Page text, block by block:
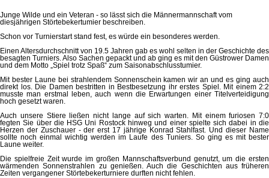
Junge Wilde und ein Veteran - so lässt sich die Männermannschaft vom
diesjährigen Störtebekertumier beschreiben.
Schon vor Turnierstart stand fest, es würde ein besonderes werden.
Einen Altersdurchschnitt von 19.5 Jahren gab es wohl selten in der Geschichte des
besagten Turniers. Also Sachen gepackt und ab ging es mit den Güstrower Damen
und dem Motto „Spiel trotz Spaß“ zum Saisonabschlusstumier.
Mit bester Laune bei strahlendem Sonnenschein kamen wir an und es ging auch
direkt los. Die Damen bestritten in Bestbesetzung ihr erstes Spiel. Mit einem 2:2
musste man erstmal leben, auch wenn die Erwartungen einer Titelverteidigung
hoch gesetzt waren.
Auch unsere Stiere ließen nicht lange auf sich warten. Mit einem furiosen 7:0
fegten Sie über die HSG Uni Rostock hinweg und einer spielte sich dabei in die
Herzen der Zuschauer - der erst 17 jährige Konrad Stahlfast. Und dieser Name
sollte noch einmal wichtig werden im Laufe des Tuniers. So ging es mit bester
Laune weiter.
Die spielfreie Zeit wurde im großen Mannschaftsverbund genutzt, um die ersten
wärmenden Sonnenstrahlen zu genießen. Auch die Geschichten aus früheren
Zeiten vergangener Störtebekerturniere durften nicht fehlen.